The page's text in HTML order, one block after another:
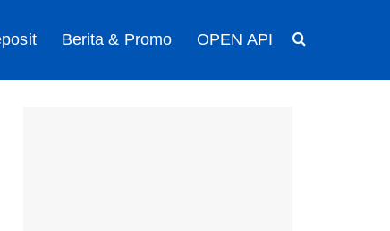
Berita & Promo OPEN API